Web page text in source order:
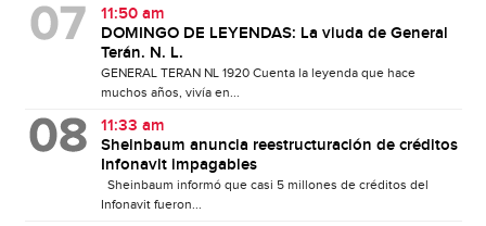
11:50 am
DOMINGO DE LEYENDAS: La viuda de General
Terán. N. L.
GENERAL TERAN NL 1920 Cuenta la leyenda que hace
muchos años, vivía en...
11:33 am
Sheinbaum anuncia reestructuración de créditos
Infonavit impagables
Sheinbaum informó que casi 5 millones de créditos del
Infonavit fueron...